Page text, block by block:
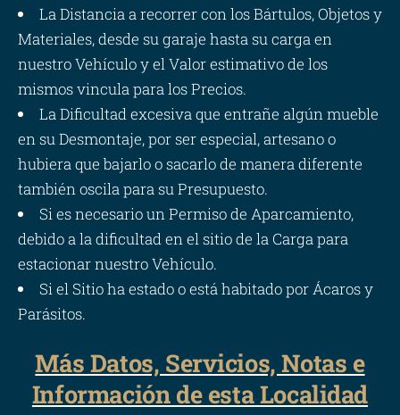
La Distancia a recorrer con los Bártulos, Objetos y
Materiales, desde su garaje hasta su carga en
nuestro Vehículo y el Valor estimativo de los
mismos vincula para los Precios.
La Dificultad excesiva que entrañe algún mueble
en su Desmontaje, por ser especial, artesano o
hubiera que bajarlo o sacarlo de manera diferente
también oscila para su Presupuesto.
Si es necesario un Permiso de Aparcamiento,
debido a la dificultad en el sitio de la Carga para
estacionar nuestro Vehículo.
Si el Sitio ha estado o está habitado por Ácaros y
Parásitos.
Más Datos, Servicios, Notas e
Información de esta Localidad